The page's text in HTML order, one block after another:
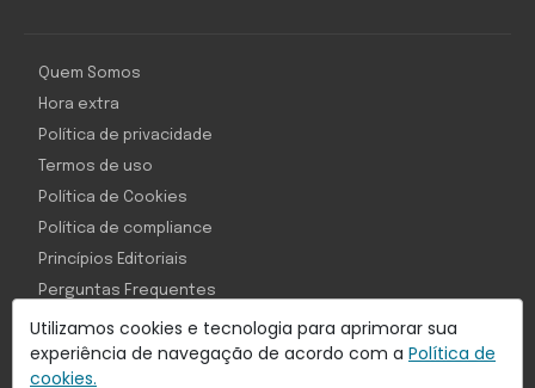
Utilizamos cookies e tecnologia para aprimorar sua
experiência de navegação de acordo com a Política de
cookies.
Quem Somos
Hora extra
Política de privacidade
Termos de uso
Política de Cookies
Política de compliance
Princípios Editoriais
Perguntas Frequentes